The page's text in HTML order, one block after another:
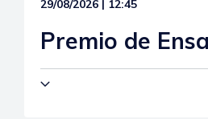
29/08/2026 | 12:45
Premio de